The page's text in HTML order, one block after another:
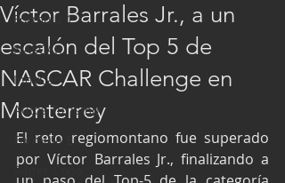
Fórmula 1
NASCAR
IndyCar
Autos Turismo
Fórmula E
Súper Copa
Víctor Barrales Jr., a un
escalón del Top 5 de
NASCAR Challenge en
Monterrey
El reto regiomontano fue superado
por Víctor Barrales Jr., finalizando a